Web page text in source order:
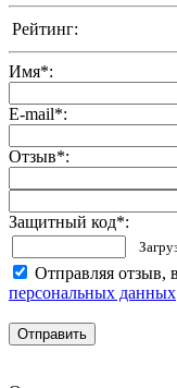
Рейтинг:
Имя*:
E-mail*:
Отзыв*:
Защитный код*:
Отправляя отзыв,
персональных данных